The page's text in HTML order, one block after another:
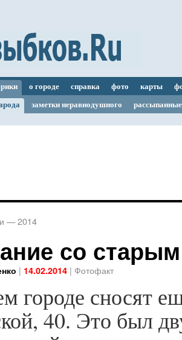
о городе справка фото карты
заметки неравнодушного
— 2014
со
| 14.02.2014 | Фотофакт
городе сносят
40. Это был